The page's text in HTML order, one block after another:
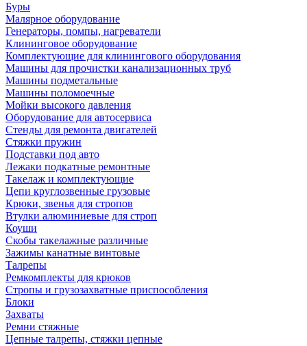
Буры
Малярное оборудование
Генераторы, помпы, нагреватели
Клининговое оборудование
Комплектующие для клинингового оборудования
Машины для прочистки канализационных труб
Машины подметальные
Машины поломоечные
Мойки высокого давления
Оборудование для автосервиса
Стенды для ремонта двигателей
Стяжки пружин
Подставки под авто
Лежаки подкатные ремонтные
Такелаж и комплектующие
Цепи круглозвенные грузовые
Крюки, звенья для стропов
Втулки алюминиевые для строп
Коуши
Скобы такелажные различные
Зажимы канатные винтовые
Талрепы
Ремкомплекты для крюков
Стропы и грузозахватные приспособления
Блоки
Захваты
Ремни стяжные
Цепные талрепы, стяжки цепные